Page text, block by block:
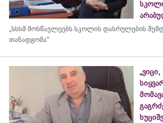
„სსსმ მოსწავლეებს სკოლის დასრულების
თანადგომა“